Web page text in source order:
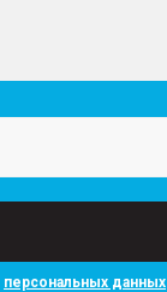
персональных данных